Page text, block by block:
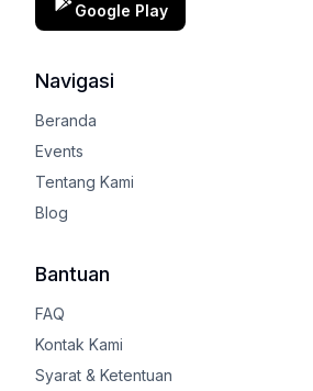
Google Play
Navigasi
Beranda
Events
Tentang Kami
Blog
Bantuan
FAQ
Kontak Kami
Syarat & Ketentuan